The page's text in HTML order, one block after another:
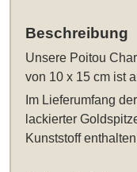
Beschreibung
Unsere Poitou
von 10 x 15 cm ist
Im Lieferumfang
lackierter
Kunststoff